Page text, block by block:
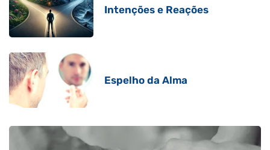
Intenções e Reações
Espelho da Alma